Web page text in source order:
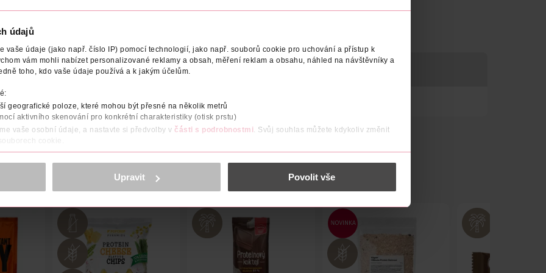
údajů
vaše údaje (jako např. číslo IP) pomocí technologií, jako např. souborů cookie pro uchování a přístup k
vám mohli nabízet personalizované reklamy a obsah, měření reklam a obsahu, náhled na návštěvníky a
toho, kdo vaše údaje používá a k jakým účelům.
geografické poloze, které mohou být přesné na několik metrů
aktivního skenování pro konkrétní charakteristiky (otisk prstu)
vaše osobní údaje, a nastavte si předvolby v části s podrobnostmi . Svůj souhlas můžete kdykoliv změnit
cookie.
a reklam, funkcí sociálních médií, analýze návštěvnosti, které mohou nést osobní údaje.
osobních údajů.
<
Upravit Povolit vše
V VÝROBCE/DODAVATEL NUTRIČNÍ HODNOTY
s karamelovou příchutí v mléčné čokoládě.